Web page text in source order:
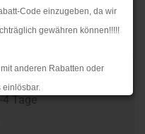
Code einzugeben, da wir
gewähren können!!!!!
anderen Rabatten oder
einlösbar.
wie gewohnt. Aufgrund des
4 Tage